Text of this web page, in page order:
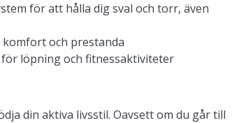
för att hålla dig sval och torr, även
och prestanda
löpning och fitnessaktiviteter
din aktiva livsstil. Oavsett om du går till